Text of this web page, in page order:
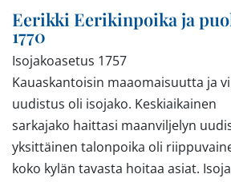
Eerikki Eerikinpoika ja
1770
Isojakoasetus 1757
Kauaskantoisin maaomaisuutta ja
uudistus oli isojako. Keskiaikainen
sarkajako haittasi maanviljelyn
yksittäinen talonpoika oli
koko kylän tavasta hoitaa asiat.